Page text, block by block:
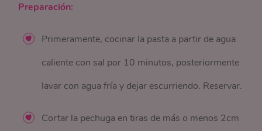
Preparación:
Primeramente, cocinar la pasta a partir de agua
caliente con sal por 10 minutos, posteriormente
lavar con agua fría y dejar escurriendo. Reservar.
Cortar la pechuga en tiras de más o menos 2cm